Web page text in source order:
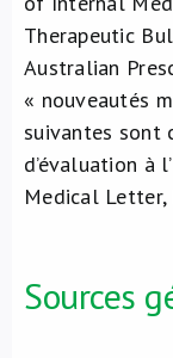
Therapeutic
Australian
« nouveautés
suivantes sont
d’évaluation à
Medical Letter,
Sources